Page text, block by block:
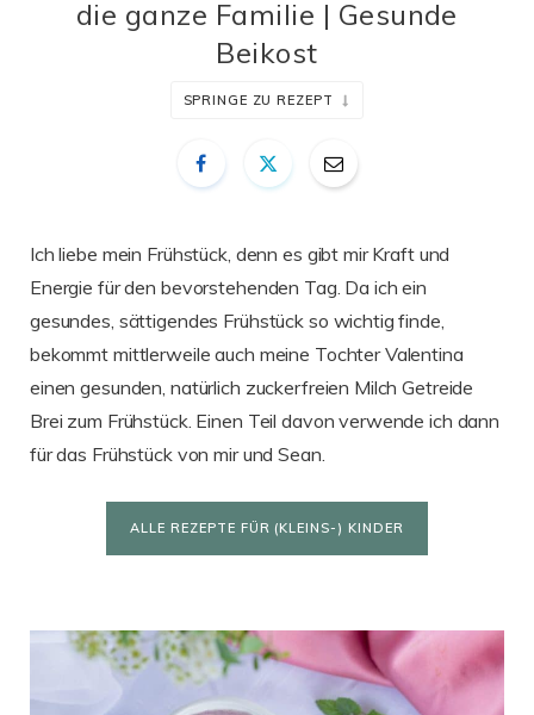
die ganze Familie | Gesunde
Beikost
SPRINGE ZU REZEPT
Ich liebe mein Frühstück, denn es gibt mir Kraft und
Energie für den bevorstehenden Tag. Da ich ein
gesundes, sättigendes Frühstück so wichtig finde,
bekommt mittlerweile auch meine Tochter Valentina
einen gesunden, natürlich zuckerfreien Milch Getreide
Brei zum Frühstück. Einen Teil davon verwende ich dann
für das Frühstück von mir und Sean.
ALLE REZEPTE FÜR (KLEINS-) KINDER